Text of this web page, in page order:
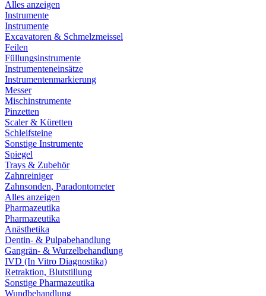
Alles anzeigen
Instrumente
Instrumente
Excavatoren & Schmelzmeissel
Feilen
Füllungsinstrumente
Instrumenteneinsätze
Instrumentenmarkierung
Messer
Mischinstrumente
Pinzetten
Scaler & Küretten
Schleifsteine
Sonstige Instrumente
Spiegel
Trays & Zubehör
Zahnreiniger
Zahnsonden, Paradontometer
Alles anzeigen
Pharmazeutika
Pharmazeutika
Anästhetika
Dentin- & Pulpabehandlung
Gangrän- & Wurzelbehandlung
IVD (In Vitro Diagnostika)
Retraktion, Blutstillung
Sonstige Pharmazeutika
Wundbehandlung